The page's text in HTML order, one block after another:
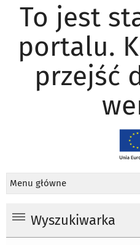
To jest
portalu.
przejść
Menu główne
Wyszukiwarka